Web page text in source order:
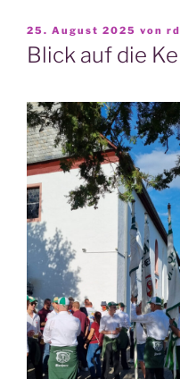
VERÖFFENTLICHT
AM
25. August 2025 von
Blick auf die